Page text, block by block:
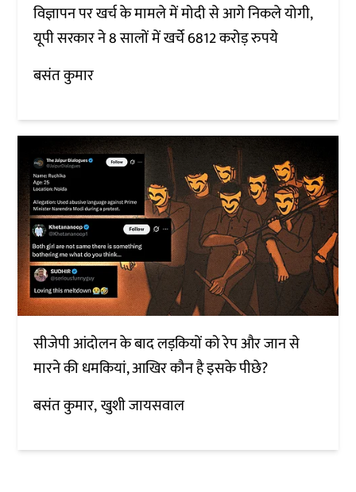
विज्ञापन पर खर्च के मामले में मोदी से आगे निकले योगी,
यूपी सरकार ने 8 सालों में खर्चे 6812 करोड़ रुपये
बसंत कुमार
सीजेपी आंदोलन के बाद लड़कियों को रेप और जान से
मारने की धमकियां, आखिर कौन है इसके पीछे?
बसंत कुमार खुशी जायसवाल